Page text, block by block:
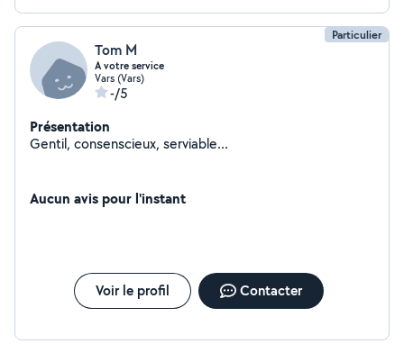
Particulier
Tom M
A votre service
Vars (Vars)
-/5
Présentation
Gentil, consenscieux, serviable...
Aucun avis pour l'instant
Voir le profil Contacter